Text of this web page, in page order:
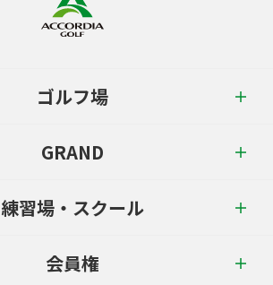
ゴルフ場
GRAND
練習場・スクール
会員権